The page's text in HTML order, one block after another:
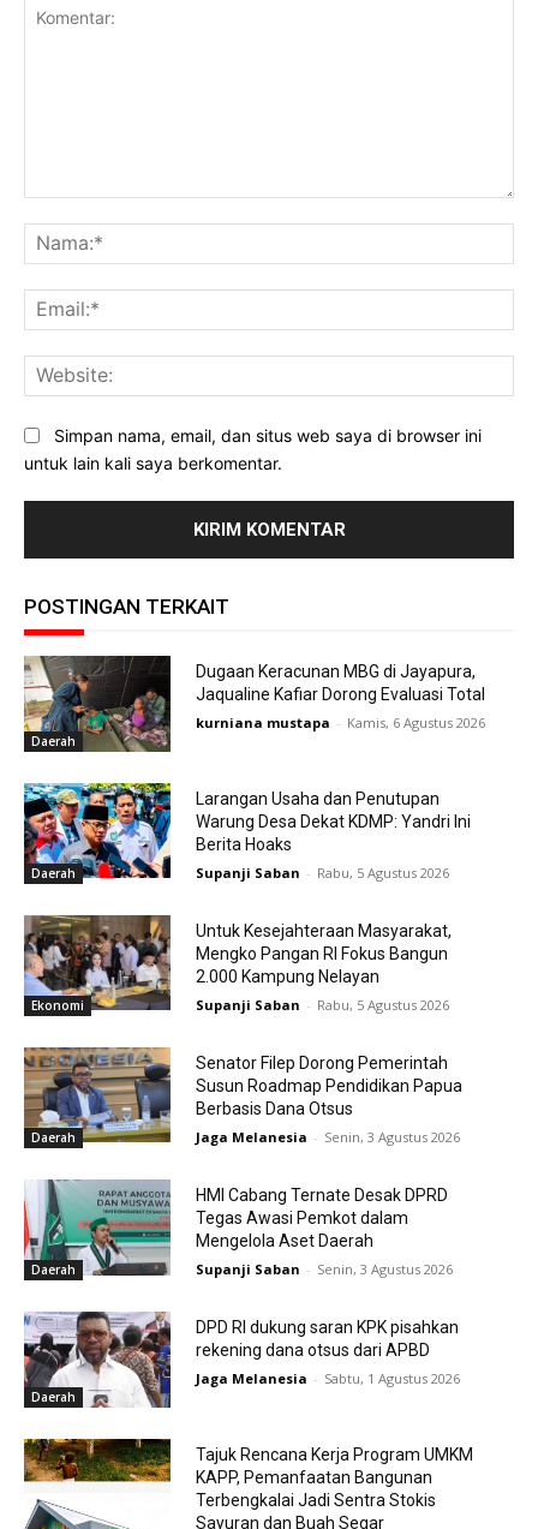
Simpan nama, email, dan situs web saya di browser ini
untuk lain kali saya berkomentar.
POSTINGAN TERKAIT
Daerah
Dugaan Keracunan MBG di Jayapura,
Jaqualine Kafiar Dorong Evaluasi Total
kurniana mustapa - Kamis, 6 Agustus 2026
Daerah
Larangan Usaha dan Penutupan
Warung Desa Dekat KDMP: Yandri Ini
Berita Hoaks
Supanji Saban - Rabu, 5 Agustus 2026
Ekonomi
Untuk Kesejahteraan Masyarakat,
Mengko Pangan RI Fokus Bangun
2.000 Kampung Nelayan
Supanji Saban - Rabu, 5 Agustus 2026
Daerah
Senator Filep Dorong Pemerintah
Susun Roadmap Pendidikan Papua
Berbasis Dana Otsus
Jaga Melanesia - Senin, 3 Agustus 2026
Daerah
HMI Cabang Ternate Desak DPRD
Tegas Awasi Pemkot dalam
Mengelola Aset Daerah
Supanji Saban - Senin, 3 Agustus 2026
Daerah
DPD RI dukung saran KPK pisahkan
rekening dana otsus dari APBD
Jaga Melanesia - Sabtu, 1 Agustus 2026
Tajuk Rencana Kerja Program UMKM
KAPP, Pemanfaatan Bangunan
Terbengkalai Jadi Sentra Stokis
Sayuran dan Buah Segar